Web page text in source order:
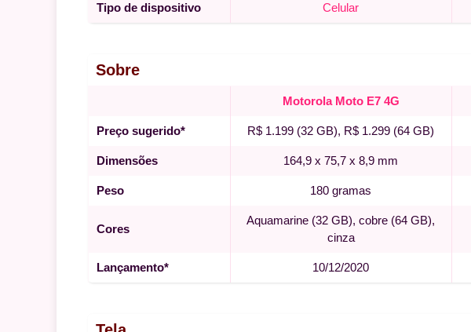
Tipo de dispositivo Celular
Sobre
Motorola Moto E7 4G
Preço sugerido* R$ 1.199 (32 GB), R$ 1.299 (64 GB)
Dimensões 164,9 x 75,7 x 8,9 mm
Peso 180 gramas
Cores
Aquamarine (32 GB), cobre (64 GB),
cinza
Lançamento* 10/12/2020